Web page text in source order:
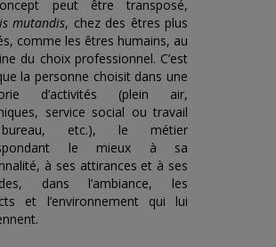
peut être transposé,
mutandis, chez des êtres plus
comme les êtres humains, au
du choix professionnel. C’est
la personne choisit dans une
d’activités (plein air,
service social ou travail
etc.), le métier
le mieux à sa
à ses attirances et à ses
dans l’ambiance, les
et l’environnement qui lui